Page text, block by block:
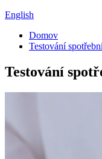
English
Domov
Testování
Testování